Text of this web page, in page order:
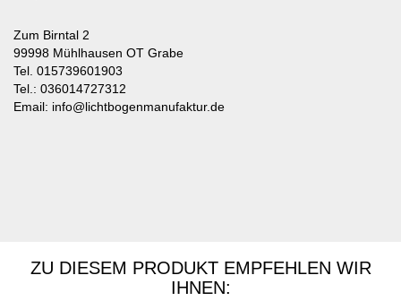
Zum Birntal 2
99998 Mühlhausen OT Grabe
Tel. 015739601903
Tel.: 036014727312
Email: info@lichtbogenmanufaktur.de
ZU DIESEM PRODUKT EMPFEHLEN WIR
IHNEN: